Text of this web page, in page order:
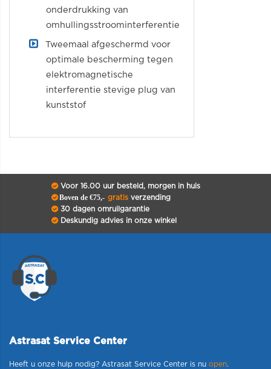
onderdrukking van
omhullingsstroominterferentie
Tweemaal afgeschermd voor
optimale bescherming tegen
elektromagnetische
interferentie stevige plug van
kunststof
Voor 16.00 uur besteld, morgen in huis
Boven de €75,- gratisverzending
30 dagen omruilgarantie
Deskundig advies in onze winkel
Astrasat Service Center
Heeft u onze hulp nodig? Astrasat Service Center is nu open.